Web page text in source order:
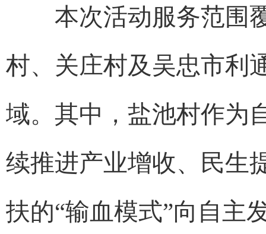
本次活动服务范围覆
村、关庄村及吴忠市利
域。其中，盐池村作为
续推进产业增收、民生
扶的“输血模式”向自主